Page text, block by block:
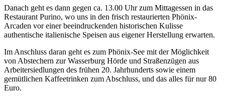
Danach geht es dann gegen ca. 13.00 Uhr zum Mittagessen in das
Restaurant Purino, wo uns in den frisch restaurierten Phönix-
Arcaden vor einer beeindruckenden historischen Kulisse
authentische italienische Speisen aus eigener Herstellung erwarten.
Im Anschluss daran geht es zum Phönix-See mit der Möglichkeit
von Abstechern zur Wasserburg Hörde und Straßenzügen aus
Arbeitersiedlungen des frühen 20. Jahrhunderts sowie einem
gemütlichen Kaffeetrinken zum Abschluss, und das alles für nur 80
Euro.